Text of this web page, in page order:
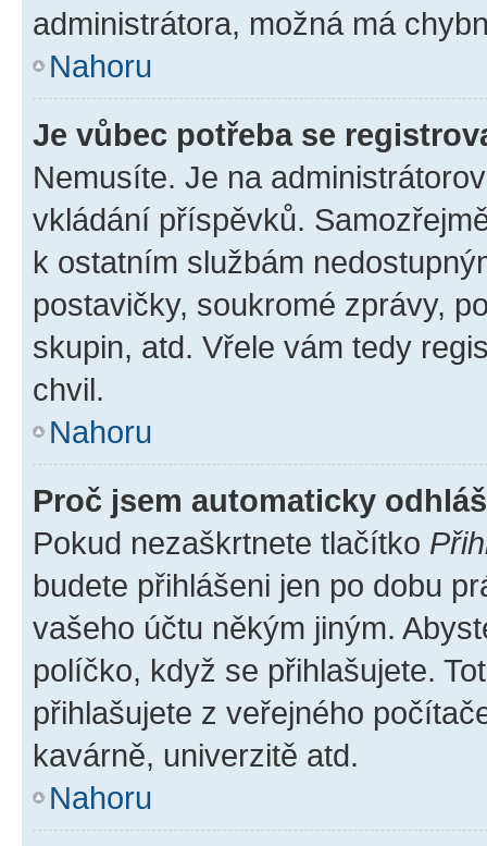
administrátora, možná má
Nahoru
Je vůbec potřeba se
Nemusíte. Je na
vkládání příspěvků.
k ostatním službám
postavičky, soukromé zprávy,
skupin, atd. Vřele vám tedy
chvil.
Nahoru
Proč jsem automaticky
Pokud nezaškrtnete tlačítko
budete přihlášeni jen po dobu
vašeho účtu někým jiným.
políčko, když se přihlašujete.
přihlašujete z veřejného
kavárně, univerzitě atd.
Nahoru